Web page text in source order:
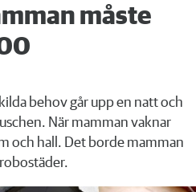
måste
behov går upp en natt och
När mamman vaknar
och hall. Det borde mamman